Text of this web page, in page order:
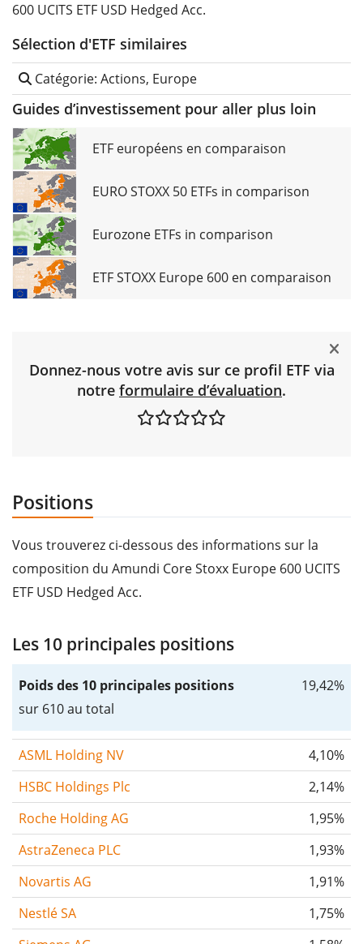
600 UCITS ETF USD Hedged Acc.
Sélection d'ETF similaires
Catégorie: Actions, Europe
Guides d’investissement pour aller plus loin
ETF européens en comparaison
EURO STOXX 50 ETFs in comparison
Eurozone ETFs in comparison
ETF STOXX Europe 600 en comparaison
Donnez-nous votre avis sur ce profil ETF via
notre formulaire d’évaluation.
Positions
Vous trouverez ci-dessous des informations sur la
composition du Amundi Core Stoxx Europe 600 UCITS
ETF USD Hedged Acc.
Les 10 principales positions
Poids des 10 principales positions
sur 610 au total
19,42%
ASML Holding NV
4,10%
HSBC Holdings Plc
2,14%
Roche Holding AG
1,95%
AstraZeneca PLC
1,93%
Novartis AG
1,91%
Nestlé SA
1,75%